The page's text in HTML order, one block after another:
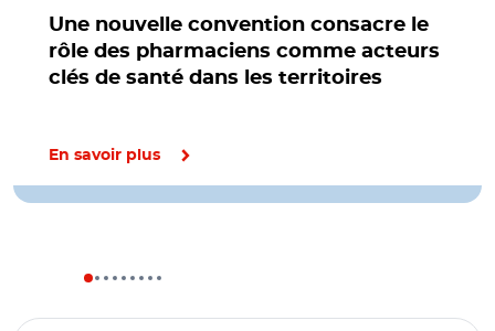
Une nouvelle convention consacre le
rôle des pharmaciens comme acteurs
clés de santé dans les territoires
En savoir plus